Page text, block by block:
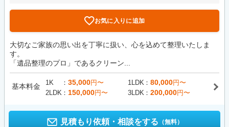
お気に入りに追加
大切なご家族の思い出を丁寧に扱い、心を込めて整理いたしま
す。
「遺品整理のプロ」であるクリーン...
基本料金 1K 35,000円〜 1LDK 80,000円〜
2LDK
150,000円〜 3LDK 200,000円〜
見積もり依頼・相談をする （無料）